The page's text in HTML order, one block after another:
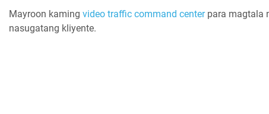
Mayroon kaming video traffic command centerpara magtala
nasugatang kliyente.